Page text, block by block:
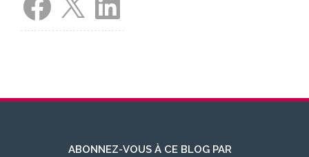
ABONNEZ-VOUS À CE BLOG PAR